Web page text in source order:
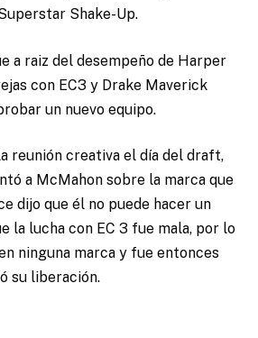
Shake-Up.
a raiz del desempeño de Harper
con EC3 y Drake Maverick
un nuevo equipo.
reunión creativa el día del draft,
a McMahon sobre la marca que
dijo que él no puede hacer un
la lucha con EC 3 fue mala, por lo
ninguna marca y fue entonces
su liberación.